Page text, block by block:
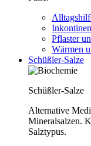
Pflaster
Wärmen
Schüßler-Salze
Schüßler-Salze
Alternative
Mineralsalzen.
Salztypus.